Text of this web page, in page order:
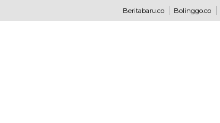
Beritabaru.co Bolinggo.co